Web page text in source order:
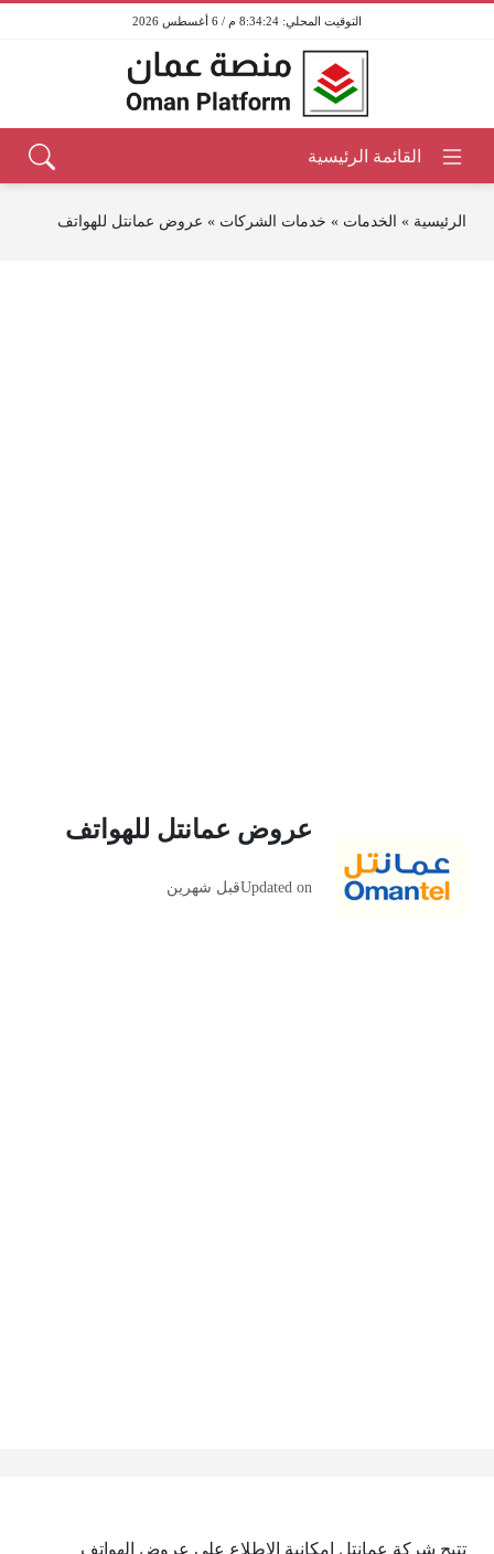
8:34:24 م / 6 أغسطس 2026
الرئيسية » الخدمات » خدمات الشركات » عروض عمانتل للهواتف
عروض عمانتل للهواتف
Updated onقبل شهرين
تتيح شركة عمانتل إمكانية الاطلاع على عروض الهواتف